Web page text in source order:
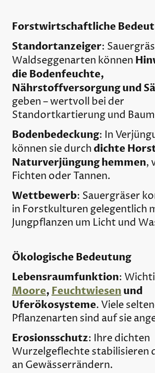
Forstwirtschaftliche
Standortanzeiger:
Waldseggenarten können
die Bodenfeuchte,
Nährstoffversorgung und
geben – wertvoll bei der
Standortkartierung und
Bodenbedeckung: In
können sie durchdichte
Naturverjüngung hemmen,
Fichten oder Tannen.
Wettbewerb: Sauergräser
in Forstkulturen gelegentlich
Jungpflanzen um Licht und
Ökologische Bedeutung
Lebensraumfunktion:
Moore, Feuchtwiesen und
Uferökosysteme. Viele
Pflanzenarten sind auf sie
Erosionsschutz: Ihre dichten
Wurzelgeflechte stabilisieren
an Gewässerrändern.